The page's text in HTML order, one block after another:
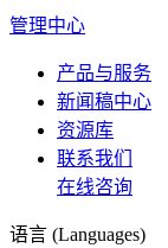
管理中心
产品与服务
新闻稿中心
资源库
联系我们
在线咨询
语言 (Languages)